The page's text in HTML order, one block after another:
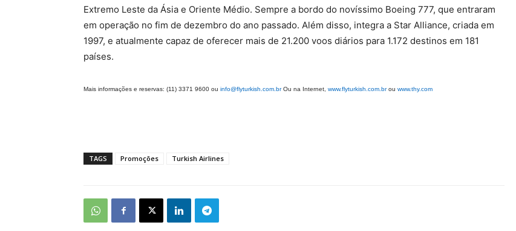
Extremo Leste da Ásia e Oriente Médio. Sempre a bordo do novíssimo Boeing 777, que entraram
em operação no fim de dezembro do ano passado. Além disso, integra a Star Alliance, criada em
1997, e atualmente capaz de oferecer mais de 21.200 voos diários para 1.172 destinos em 181
países.
Mais informações e reservas: (11) 3371 9600 ou info@flyturkish.com.brOu na Internet, www.flyturkish.com.brou www.thy.com
TAGS Promoções Turkish Airlines